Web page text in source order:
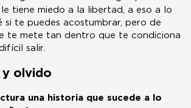
tiene miedo a la libertad, a eso a lo
si te puedes acostumbrar, pero de
te mete tan dentro que te condiciona
salir.
y olvido
una historia que sucede a lo